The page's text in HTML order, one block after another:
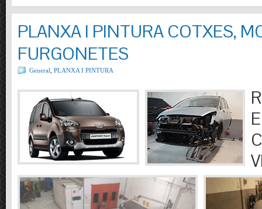
PLANXA I PINTURA COTXES,
FURGONETES
General PLANXA I PINTURA